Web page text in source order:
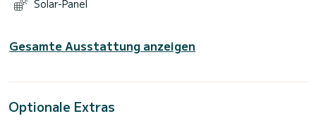
Solar-Panel
Gesamte Ausstattung anzeigen
Optionale Extras